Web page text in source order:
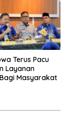
Terus Pacu
Layanan
Masyarakat